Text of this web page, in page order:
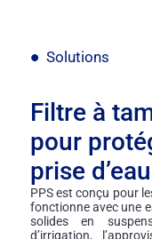
Solutions
Filtre à
pour
prise d’eau
PPS est conçu pour
fonctionne avec une
solides en
d’irrigation,